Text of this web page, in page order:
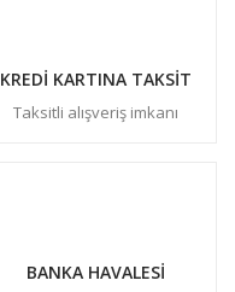
KREDİ KARTINA TAKSİT
Taksitli alışveriş imkanı
BANKA HAVALESİ